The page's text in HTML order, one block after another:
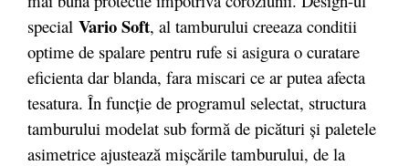
special Vario Soft, al tamburului creeaza conditii
optime de spalare pentru rufe si asigura o curatare
eficienta dar blanda, fara miscari ce ar putea afecta
tesatura. În funcție de programul selectat, structura
tamburului modelat sub formă de picături și paletele
asimetrice ajustează mișcările tamburului, de la